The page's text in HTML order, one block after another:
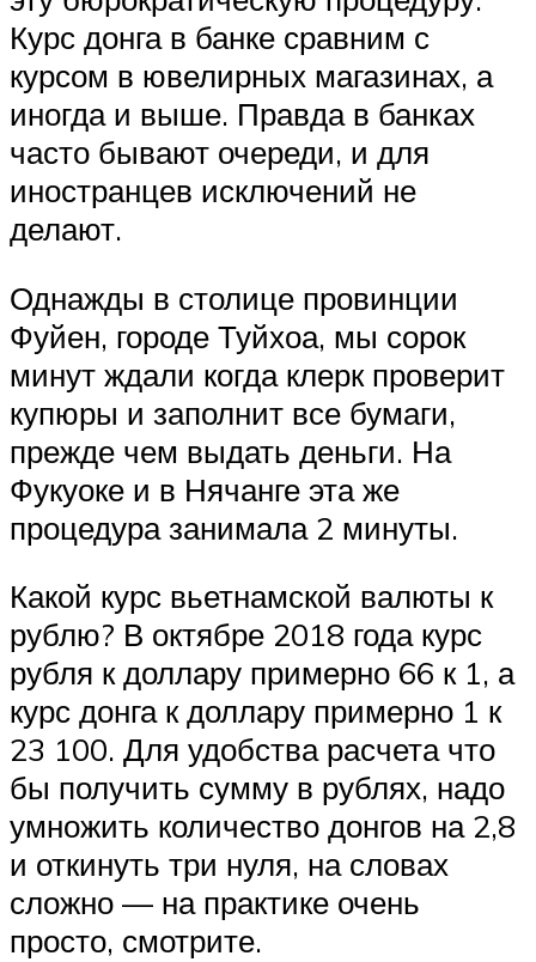
Курс донга в банке сравним с
курсом в ювелирных магазинах, а
иногда и выше. Правда в банках
часто бывают очереди, и для
иностранцев исключений не
делают.
Однажды в столице провинции
Фуйен, городе Туйхоа, мы сорок
минут ждали когда клерк проверит
купюры и заполнит все бумаги,
прежде чем выдать деньги. На
Фукуоке и в Нячанге эта же
процедура занимала 2 минуты.
Какой курс вьетнамской валюты к
рублю? В октябре 2018 года курс
рубля к доллару примерно 66 к 1, а
курс донга к доллару примерно 1 к
23 100. Для удобства расчета что
бы получить сумму в рублях, надо
умножить количество донгов на 2,8
и откинуть три нуля, на словах
сложно — на практике очень
просто, смотрите.